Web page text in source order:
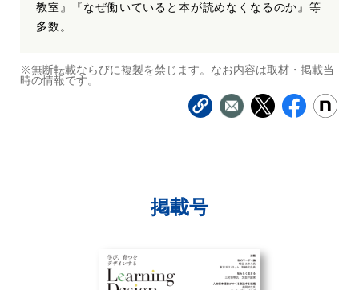
教室』『なぜ働いていると本が読めなくなるのか』等
多数。
※無断転載ならびに複製を禁じます。なお内容は取材・掲載当
時の情報です。
掲載号